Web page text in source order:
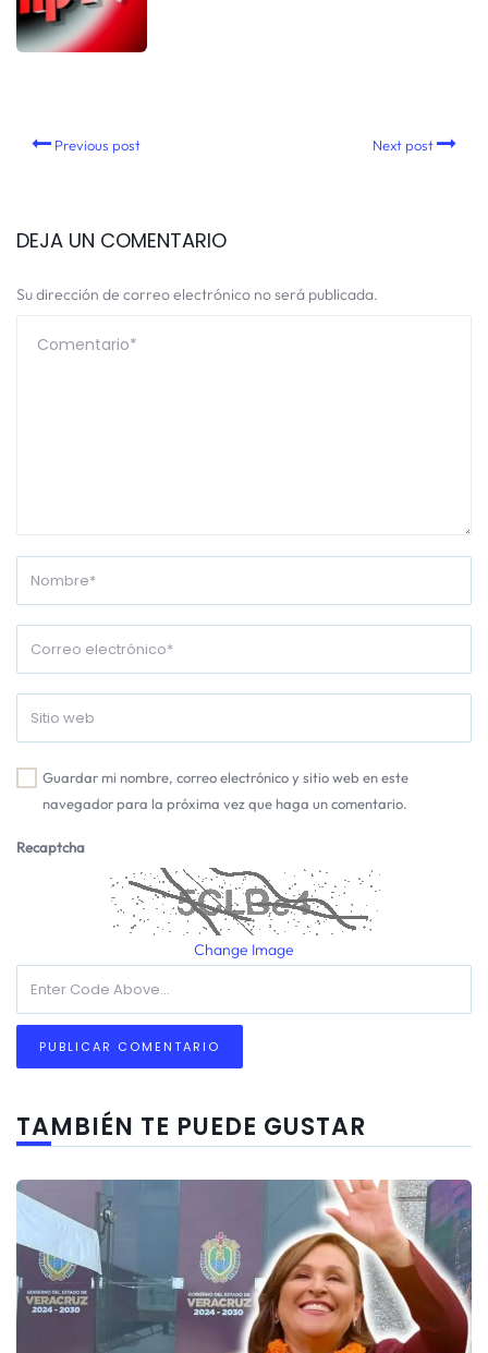
Previous post Next post
DEJA UN COMENTARIO
Su dirección de correo electrónico no será publicada.
Guardar mi nombre, correo electrónico y sitio web en este
navegador para la próxima vez que haga un comentario.
Recaptcha
Change Image
TAMBIÉN TE PUEDE GUSTAR